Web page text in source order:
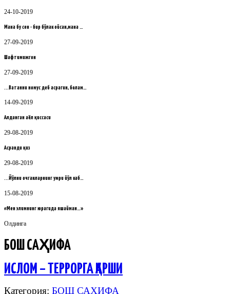
24-10-2019
Мана бу сен - бир бўлак ойсан,мана …
27-09-2019
Шафтимижгон
27-09-2019
...Ватанни номус деб асрагин, болам…
14-09-2019
Алданган аёл қиссаси
29-08-2019
Асранди қиз
29-08-2019
...Йўлни очганларнинг умри йўл каб…
15-08-2019
«Мен элимнинг юрагида яшайман…»
Олдинга
БОШ САҲИФА
ИСЛОМ – ТЕРРОРГА ҚАРШИ
Категория: БОШ САҲИФА